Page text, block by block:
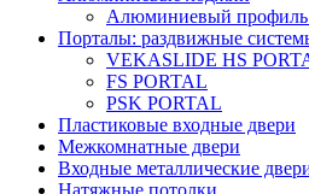
Алюминиевый профиль
Порталы: раздвижные
VEKASLIDE HS
FS PORTAL
PSK PORTAL
Пластиковые входные двери
Межкомнатные двери
Входные металлические
Натяжные потолки